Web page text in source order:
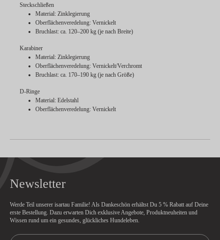
Steckschließen
Material: Zinklegierung
Oberflächenveredelung: Vernickelt
Bruchlast: ca. 120–200 kg (je nach Breite)
Karabiner
Material: Zinklegierung
Oberflächenveredelung: Vernickelt/Verchromt
Bruchlast: ca. 170–190 kg (je nach Größe)
D-Ringe
Material: Edelstahl
Oberflächenveredelung: Vernickelt
Newsletter
Werde Teil unserer isartau Familie! Als Dankeschön erhältst Du 5 % Rabatt auf Deine
erste Bestellung. Dazu erwarten Dich exklusive Angebote, Produktneuheiten und
Wissen rund um ein gesundes, glückliches Hundeleben.